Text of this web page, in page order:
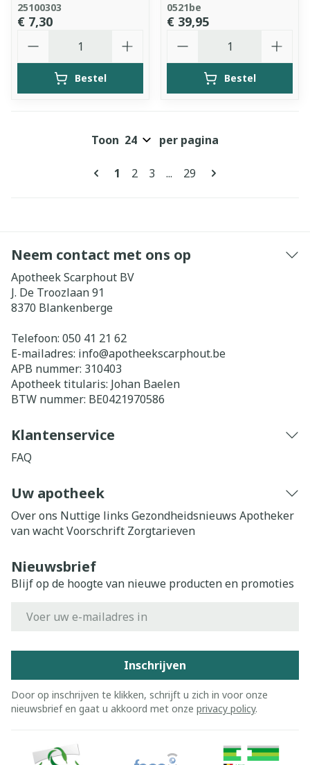
25100303
€ 7,30
Bestel
0521be
€ 39,95
Bestel
Pagina's
U lees momenteel pagina
1 Pagina
2 Pagina
3 ... Pagina
29
Toon per pagina
Neem contact met ons op
Apotheek Scarphout BV
J. De Troozlaan 91
8370 Blankenberge
Telefoon: 050 41 21 62
E-mailadres: info@apotheekscarphout.be
APB nummer: 310403
Apotheek titularis: Johan Baelen
BTW nummer: BE0421970586
Klantenservice
FAQ
Uw apotheek
Over ons Nuttige links Gezondheidsnieuws Apotheker
van wachtVoorschrift Zorgtarieven
Nieuwsbrief
Blijf op de hoogte van nieuwe producten en promoties
Inschrijven
Door op inschrijven te klikken, schrijft u zich in voor onze
nieuwsbrief en gaat u akkoord met onze privacy policy.